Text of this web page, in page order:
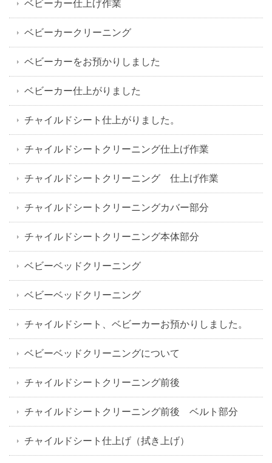
ベビーカー仕上げ作業
ベビーカークリーニング
ベビーカーをお預かりしました
ベビーカー仕上がりました
チャイルドシート仕上がりました。
チャイルドシートクリーニング仕上げ作業
チャイルドシートクリーニング 仕上げ作業
チャイルドシートクリーニングカバー部分
チャイルドシートクリーニング本体部分
ベビーベッドクリーニング
ベビーベッドクリーニング
チャイルドシート、ベビーカーお預かりしました。
ベビーベッドクリーニングについて
チャイルドシートクリーニング前後
チャイルドシートクリーニング前後 ベルト部分
チャイルドシート仕上げ（拭き上げ）